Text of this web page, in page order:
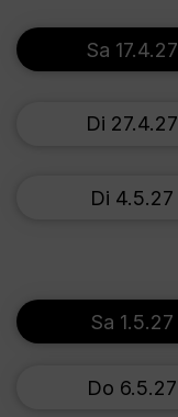
Sa 17.4.27
Di 27.4.27
Di 4.5.27
Sa 1.5.27
Do 6.5.27